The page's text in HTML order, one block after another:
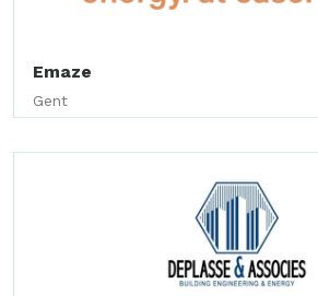
Emaze
Gent